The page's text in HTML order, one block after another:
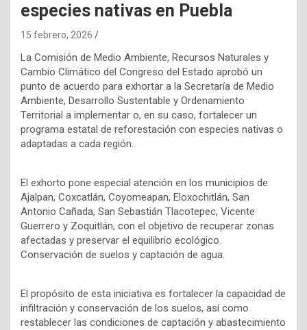
especies nativas en Puebla
15 febrero, 2026
La Comisión de Medio Ambiente, Recursos Naturales y
Cambio Climático del Congreso del Estado aprobó un
punto de acuerdo para exhortar a la Secretaría de Medio
Ambiente, Desarrollo Sustentable y Ordenamiento
Territorial a implementar o, en su caso, fortalecer un
programa estatal de reforestación con especies nativas o
adaptadas a cada región.
El exhorto pone especial atención en los municipios de
Ajalpan, Coxcatlán, Coyomeapan, Eloxochitlán, San
Antonio Cañada, San Sebastián Tlacotepec, Vicente
Guerrero y Zoquitlán, con el objetivo de recuperar zonas
afectadas y preservar el equilibrio ecológico.
Conservación de suelos y captación de agua.
El propósito de esta iniciativa es fortalecer la capacidad de
infiltración y conservación de los suelos, así como
restablecer las condiciones de captación y abastecimiento